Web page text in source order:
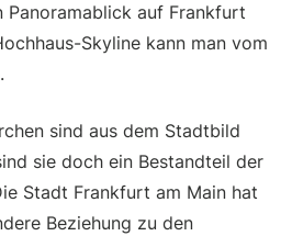
Panoramablick auf Frankfurt
Skyline kann man vom
sind aus dem Stadtbild
sie doch ein Bestandteil der
Stadt Frankfurt am Main hat
Beziehung zu den